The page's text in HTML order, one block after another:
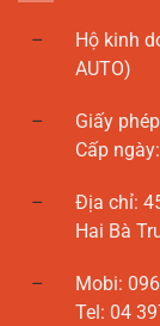
Hộ kinh
AUTO)
Giấy
Cấp
Địa chỉ:
Hai Bà
Mobi:
Tel: 04